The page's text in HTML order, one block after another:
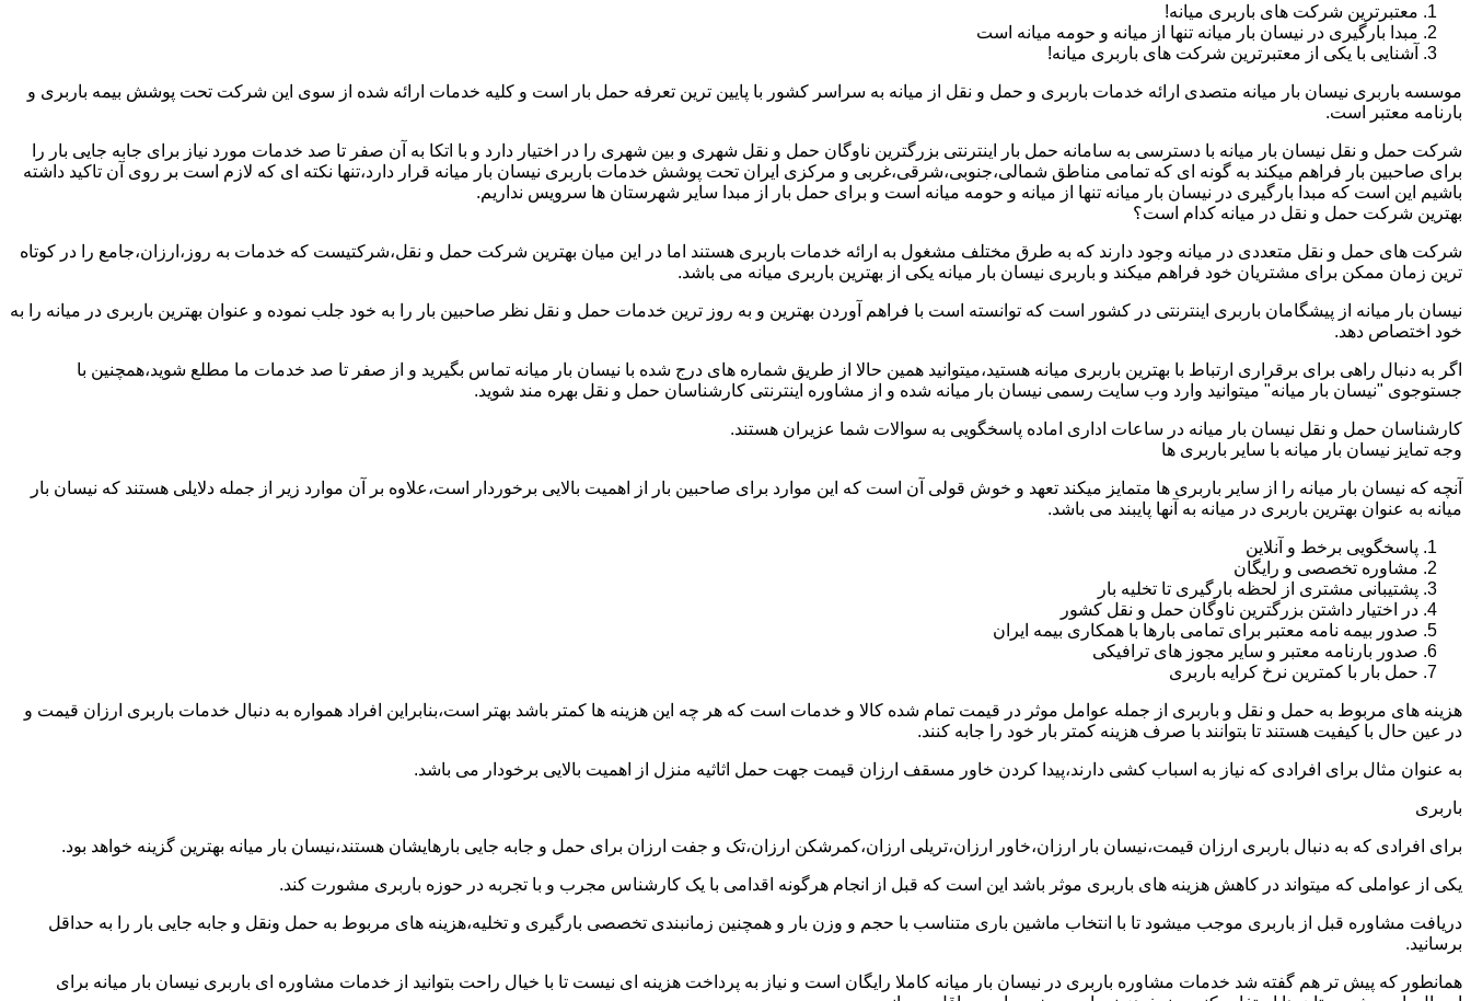
معتبرترین شرکت های باربری میانه!
مبدا بارگیری در نیسان بار میانه تنها از میانه و حومه میانه است
آشنایی با یکی از معتبرترین شرکت های باربری میانه!
موسسه باربری نیسان بار میانه متصدی ارائه خدمات باربری و حمل و نقل از میانه به سراسر کشور با پایین ترین تعرفه حمل بار است و کلیه خدمات ارائه شده از سوی این شرکت تحت پوشش بیمه باربری و
بارنامه معتبر است.
شرکت حمل و نقل نیسان بار میانه با دسترسی به سامانه حمل بار اینترنتی بزرگترین ناوگان حمل و نقل شهری و بین شهری را در اختیار دارد و با اتکا به آن صفر تا صد خدمات مورد نیاز برای جابه جایی بار را
برای صاحبین بار فراهم میکند به گونه ای که تمامی مناطق شمالی،جنوبی،شرقی،غربی و مرکزی ایران تحت پوشش خدمات باربری نیسان بار میانه قرار دارد،تنها نکته ای که لازم است بر روی آن تاکید داشته
باشیم این است که مبدا بارگیری در نیسان بار میانه تنها از میانه و حومه میانه است و برای حمل بار از مبدا سایر شهرستان ها سرویس نداریم.
بهترین شرکت حمل و نقل در میانه کدام است؟
شرکت های حمل و نقل متعددی در میانه وجود دارند که به طرق مختلف مشغول به ارائه خدمات باربری هستند اما در این میان بهترین شرکت حمل و نقل،شرکتیست که خدمات به روز،ارزان،جامع را در کوتاه
ترین زمان ممکن برای مشتریان خود فراهم میکند و باربری نیسان بار میانه یکی از بهترین باربری میانه می باشد.
نیسان بار میانه از پیشگامان باربری اینترنتی در کشور است که توانسته است با فراهم آوردن بهترین و به روز ترین خدمات حمل و نقل نظر صاحبین بار را به خود جلب نموده و عنوان بهترین باربری در میانه را به
خود اختصاص دهد.
اگر به دنبال راهی برای برقراری ارتباط با بهترین باربری میانه هستید،میتوانید همین حالا از طریق شماره های درج شده با نیسان بار میانه تماس بگیرید و از صفر تا صد خدمات ما مطلع شوید،همچنین با
جستوجوی "نیسان بار میانه" میتوانید وارد وب سایت رسمی نیسان بار میانه شده و از مشاوره اینترنتی کارشناسان حمل و نقل بهره مند شوید.
کارشناسان حمل و نقل نیسان بار میانه در ساعات اداری اماده پاسخگویی به سوالات شما عزیران هستند.
وجه تمایز نیسان بار میانه با سایر باربری ها
آنچه که نیسان بار میانه را از سایر باربری ها متمایز میکند تعهد و خوش قولی آن است که این موارد برای صاحبین بار از اهمیت بالایی برخوردار است،علاوه بر آن موارد زیر از جمله دلایلی هستند که نیسان بار
میانه به عنوان بهترین باربری در میانه به آنها پایبند می باشد.
پاسخگویی برخط و آنلاین
مشاوره تخصصی و رایگان
پشتیبانی مشتری از لحظه بارگیری تا تخلیه بار
در اختیار داشتن بزرگترین ناوگان حمل و نقل کشور
صدور بیمه نامه معتبر برای تمامی بارها با همکاری بیمه ایران
صدور بارنامه معتبر و سایر مجوز های ترافیکی
حمل بار با کمترین نرخ کرایه باربری
هزینه های مربوط به حمل و نقل و باربری از جمله عوامل موثر در قیمت تمام شده کالا و خدمات است که هر چه این هزینه ها کمتر باشد بهتر است،بنابراین افراد همواره به دنبال خدمات باربری ارزان قیمت و
در عین حال با کیفیت هستند تا بتوانند با صرف هزینه کمتر بار خود را جابه کنند.
به عنوان مثال برای افرادی که نیاز به اسباب کشی دارند،پیدا کردن خاور مسقف ارزان قیمت جهت حمل اثاثیه منزل از اهمیت بالایی برخودار می باشد.
باربری
برای افرادی که به دنبال باربری ارزان قیمت،نیسان بار ارزان،خاور ارزان،تریلی ارزان،کمرشکن ارزان،تک و جفت ارزان برای حمل و جابه جایی بارهایشان هستند،نیسان بار میانه بهترین گزینه خواهد بود.
یکی از عواملی که میتواند در کاهش هزینه های باربری موثر باشد این است که قبل از انجام هرگونه اقدامی با یک کارشناس مجرب و با تجربه در حوزه باربری مشورت کند.
دریافت مشاوره قبل از باربری موجب میشود تا با انتخاب ماشین باری متناسب با حجم و وزن بار و همچنین زمانبندی تخصصی بارگیری و تخلیه،هزینه های مربوط به حمل ونقل و جابه جایی بار را به حداقل
برسانید.
همانطور که پیش تر هم گفته شد خدمات مشاوره باربری در نیسان بار میانه کاملا رایگان است و نیاز به پرداخت هزینه ای نیست تا با خیال راحت بتوانید از خدمات مشاوره ای باربری نیسان بار میانه برای